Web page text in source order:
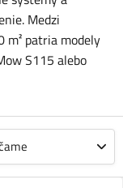
Medzi
m² patria modely
S115 alebo